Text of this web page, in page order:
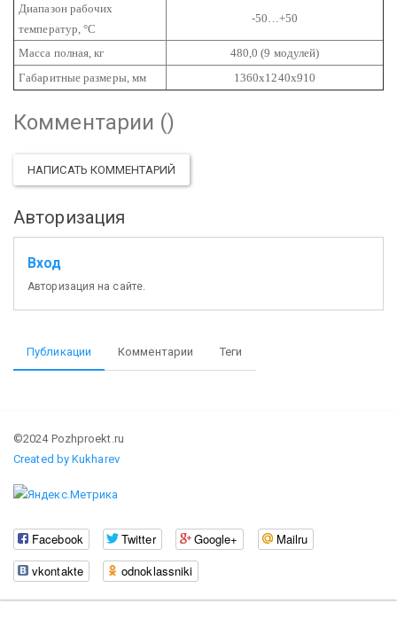
Диапазон рабочих
температур, °С
-50…+50
Масса полная, кг
480,0 (9 модулей)
Габаритные размеры, мм
1360х1240х910
Комментарии ()
НАПИСАТЬ КОММЕНТАРИЙ
Авторизация
Вход
Авторизация на сайте.
Публикации Комментарии Теги
©2024 Pozhproekt.ru
Created by Kukharev
Facebook Twitter Google+
Mailru
vkontakte
odnoklassniki